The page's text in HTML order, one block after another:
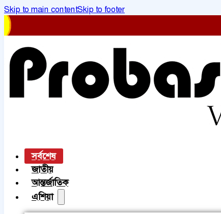
Skip to main contentSkip to footer
সর্বশেষ
জাতীয়
আন্তর্জাতিক
এশিয়া